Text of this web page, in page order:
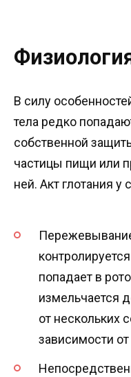
В силу
тела редко
собственной
частицы пищи или
ней. Акт глотания у
попадает в
измельчается
от нескольких
зависимости